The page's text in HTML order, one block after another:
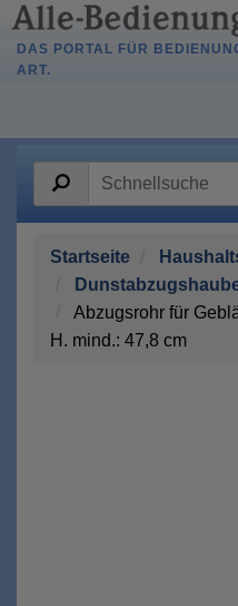
DAS PORTAL FÜR
ART.
Startseite
Abzugsrohr für
H. mind.: 47,8 cm